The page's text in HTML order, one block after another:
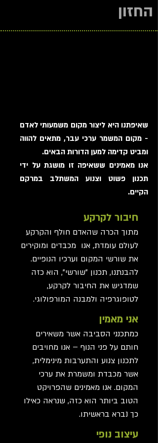
החזון
שאיפתנו היא ליצור מקום משמעותי לאדם
- מקום המשמר ערכי עבר, מתאים להווה
ומביט קדימה למען הדורות הבאים.
אנו מאמינים ששאיפה זו מושגת על ידי
תכנון פשוט וצנוע המשתלב במרקם
הקיים.
חיבור לקרקע
מתוך הכרה שהאדם חולף והקרקע
לעולם עומדת, אנו מכבדים ומוקירים
את שורשי המקום וערכיו הנופיים.
להבנתנו, תכנון "שורשי", הוא כזה
שמדגיש את החיבור לקרקע,
לטופוגרפיה ולמבנה המורפולוגי.
אני מאמין
כמתכנני הסביבה אשר משאירים
חותם על פני הנוף – אנו מחויבים
לתכנון צנוע והתערבות מינימלית,
אשר מכבדת ומשמרת את ערכי
המקום. אנו מאמינים שהפרויקט
הטוב ביותר הוא כזה, שנראה כאילו
כך נברא בראשיתו.
עיצוב נופי